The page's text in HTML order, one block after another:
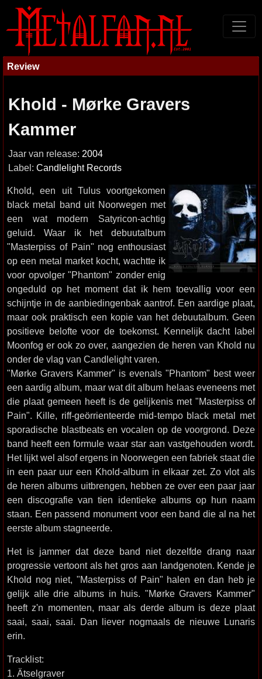
Review
Khold - Mørke Gravers
Kammer
Jaar van release: 2004
Label: Candlelight Records
Khold, een uit Tulus voortgekomen
black metal band uit Noorwegen met
een wat modern Satyricon-achtig
geluid. Waar ik het debuutalbum
"Masterpiss of Pain" nog enthousiast
op een metal market kocht, wachtte ik
voor opvolger "Phantom" zonder enig
ongeduld op het moment dat ik hem toevallig voor een
schijntje in de aanbiedingenbak aantrof. Een aardige plaat,
maar ook praktisch een kopie van het debuutalbum. Geen
positieve belofte voor de toekomst. Kennelijk dacht label
Moonfog er ook zo over, aangezien de heren van Khold nu
onder de vlag van Candlelight varen.
"Mørke Gravers Kammer" is evenals "Phantom" best weer
een aardig album, maar wat dit album helaas eveneens met
die plaat gemeen heeft is de gelijkenis met "Masterpiss of
Pain". Kille, riff-geörrienteerde mid-tempo black metal met
sporadische blastbeats en vocalen op de voorgrond. Deze
band heeft een formule waar star aan vastgehouden wordt.
Het lijkt wel alsof ergens in Noorwegen een fabriek staat die
in een paar uur een Khold-album in elkaar zet. Zo vlot als
de heren albums uitbrengen, hebben ze over een paar jaar
een discografie van tien identieke albums op hun naam
staan. Een passend monument voor een band die al na het
eerste album stagneerde.
Het is jammer dat deze band niet dezelfde drang naar
progressie vertoont als het gros aan landgenoten. Kende je
Khold nog niet, "Masterpiss of Pain" halen en dan heb je
gelijk alle drie albums in huis. "Mørke Gravers Kammer"
heeft z'n momenten, maar als derde album is deze plaat
saai, saai, saai. Dan liever nogmaals de nieuwe Lunaris
erin.
Tracklist:
1. Ätselgraver